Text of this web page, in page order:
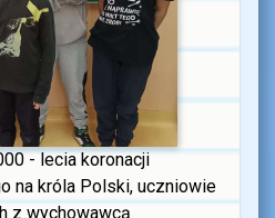
- lecia koronacji
na króla Polski, uczniowie
z wychowawcą